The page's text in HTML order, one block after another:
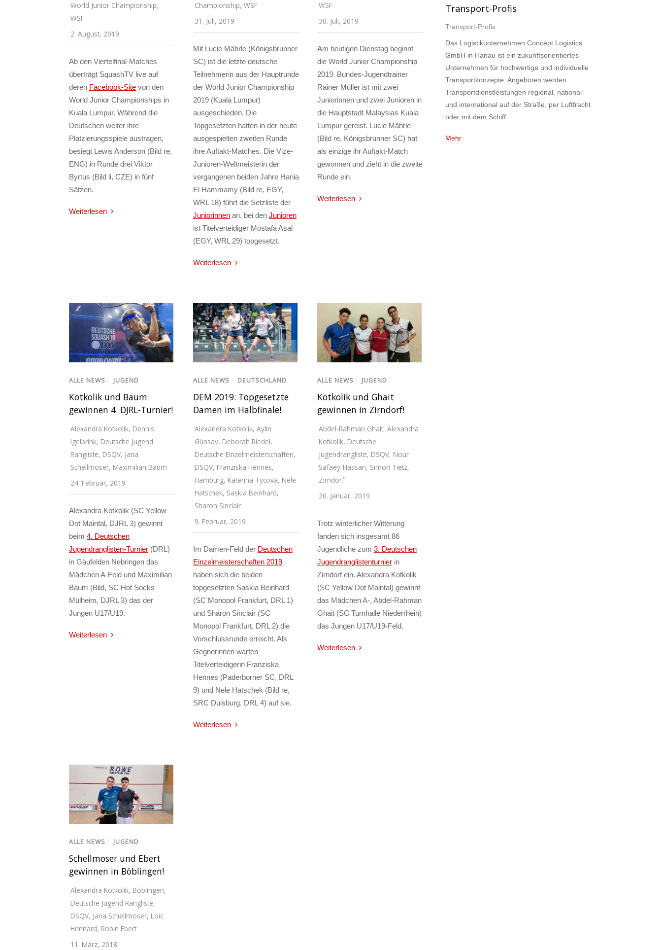
World Junior Championship,
WSF
2. August, 2019
Ab den Viertelfinal-Matches
überträgt SquashTV live auf
deren Facebook-Site von den
World Junior Championships in
Kuala Lumpur. Während die
Deutschen weiter ihre
Platzierungsspiele austragen,
besiegt Lewis Anderson (Bild re,
ENG) in Runde drei Viktor
Byrtus (Bild li, CZE) in fünf
Sätzen.
Weiterlesen
Championship, WSF
31. Juli, 2019
Mit Lucie Mährle (Königsbrunner
SC) ist die letzte deutsche
Teilnehmerin aus der Hauptrunde
der World Junior Championship
2019 (Kuala Lumpur)
ausgeschieden. Die
Topgesetzten hatten in der heute
ausgespielten zweiten Runde
ihre Auftakt-Matches. Die Vize-
Junioren-Weltmeisterin der
vergangenen beiden Jahre Hania
El Hammamy (Bild re, EGY,
WRL 18) führt die Setzliste der
Juniorinnenan, bei den Junioren
ist Titelverteidiger Mostafa Asal
(EGY, WRL 29) topgesetzt.
Weiterlesen
WSF
30. Juli, 2019
Am heutigen Dienstag beginnt
die World Junior Championship
2019. Bundes-Jugendtrainer
Rainer Müller ist mit zwei
Juniorinnen und zwei Junioren in
die Hauptstadt Malaysias Kuala
Lumpur gereist. Lucie Mährle
(Bild re, Königsbrunner SC) hat
als einzige ihr Auftakt-Match
gewonnen und zieht in die zweite
Runde ein.
Weiterlesen
ALLE NEWS / JUGEND
Kotkolik und Baum
gewinnen 4. DJRL-Turnier!
Alexandra Kotkolik, Dennis
Igelbrink, Deutsche Jugend
Rangliste, DSQV, Jana
Schellmoser, Maximilian Baum
24. Februar, 2019
Alexandra Kotkolik (SC Yellow
Dot Maintal, DJRL 3) gewinnt
beim 4. Deutschen
Jugendranglisten-Turnier (DRL)
in Gäufelden Nebringen das
Mädchen A-Feld und Maximilian
Baum (Bild, SC Hot Socks
Mülheim, DJRL 3) das der
Jungen U17/U19.
Weiterlesen
ALLE NEWS / DEUTSCHLAND
DEM 2019: Topgesetzte
Damen im Halbfinale!
Alexandra Kotkolik, Aylin
Günsav, Deborah Riedel,
Deutsche Einzelmeisterschaften,
DSQV, Franziska Hennes,
Hamburg, Katerina Tycova, Nele
Hatschek, Saskia Beinhard,
Sharon Sinclair
9. Februar, 2019
Im Damen-Feld der Deutschen
Einzelmeisterschaften 2019
haben sich die beiden
topgesetzten Saskia Beinhard
(SC Monopol Frankfurt, DRL 1)
und Sharon Sinclair (SC
Monopol Frankfurt, DRL 2) die
Vorschlussrunde erreicht. Als
Gegnerinnen warten
Titelverteidigerin Franziska
Hennes (Paderborner SC, DRL
9) und Nele Hatschek (Bild re,
SRC Duisburg, DRL 4) auf sie.
Weiterlesen
ALLE NEWS / JUGEND
Kotkolik und Ghait
gewinnen in Zirndorf!
Abdel-Rahman Ghait, Alexandra
Kotkolik, Deutsche
Jugendrangliste, DSQV, Nour
Safaey-Hassan, Simon Tietz,
Zirndorf
20. Januar, 2019
Trotz winterlicher Witterung
fanden sich insgesamt 86
Jugendliche zum 3. Deutschen
Jugendranglistenturnierin
Zirndorf ein. Alexandra Kotkolik
(SC Yellow Dot Maintal) gewinnt
das Mädchen A-, Abdel-Rahman
Ghait (SC Turnhalle Niederrhein)
das Jungen U17/U19-Feld.
Weiterlesen
ALLE NEWS / JUGEND
Schellmoser und Ebert
gewinnen in Böblingen!
Alexandra Kotkolik, Böblingen,
Deutsche Jugend Rangliste,
DSQV, Jana Schellmoser, Loic
Hennard, Robin Ebert
11. März, 2018
Transport-Profis
Transport-Profis
Das Logistikunternehmen Concept Logistics
GmbH in Hanau ist ein zukunftsorientiertes
Unternehmen für hochwertige und individuelle
Transportkonzepte. Angeboten werden
Transportdienstleistungen regional, national
und international auf der Straße, per Luftfracht
oder mit dem Schiff.
Mehr